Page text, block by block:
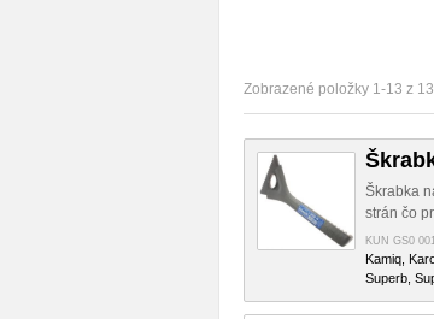
Zobrazené položky 1-13 z 13
Škrabka
strán čo
KUN GS0
Kamiq,
Superb,